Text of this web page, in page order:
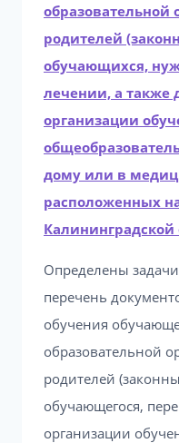
образовательной
родителей
обучающихся,
лечении, а также
организации
дому или в
расположенных
Калининградской
Определены
перечень
обучения
образовательной
родителей
обучающегося,
организации